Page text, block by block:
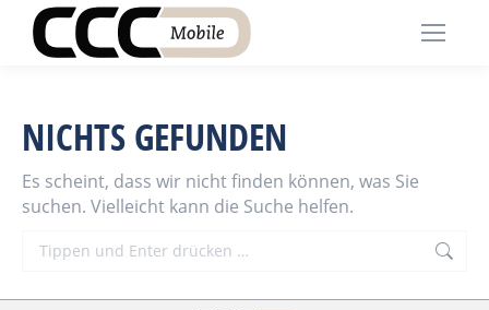
NICHTS GEFUNDEN
Es scheint, dass wir nicht finden können, was Sie
suchen. Vielleicht kann die Suche helfen.
Search: